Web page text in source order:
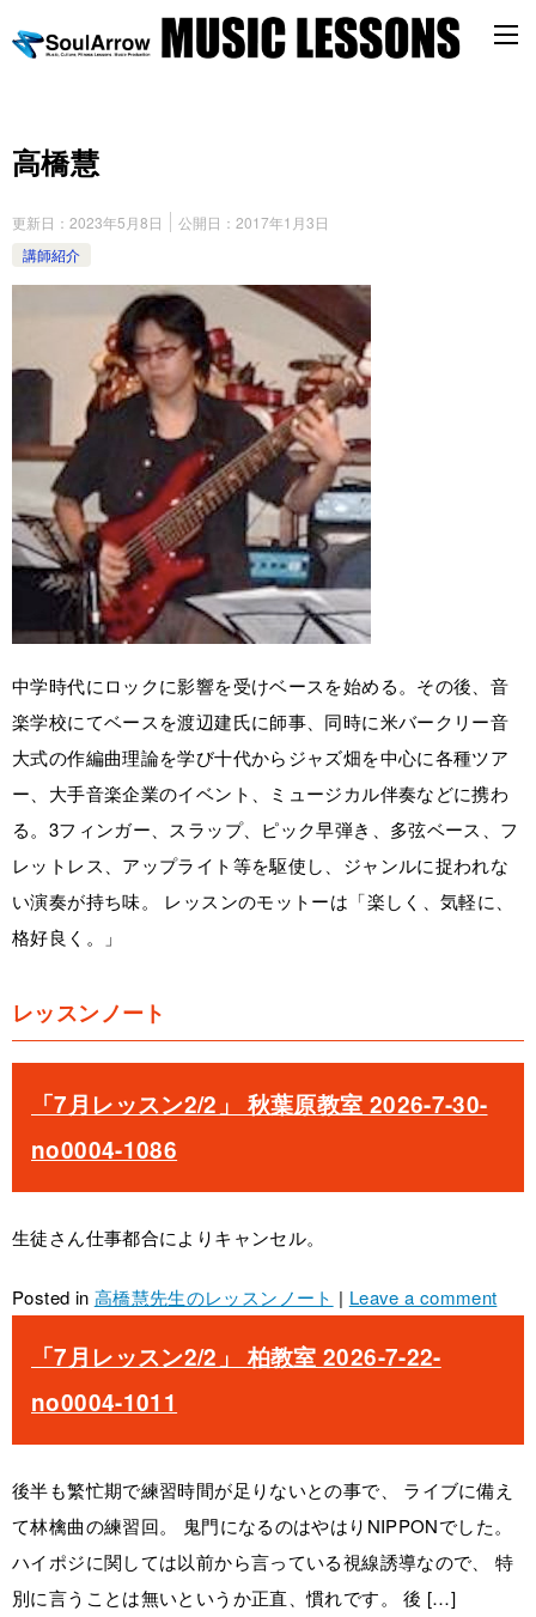
高橋慧
更新日： 2023年5月8日 公開日： 2017年1月3日
講師紹介
中学時代にロックに影響を受けベースを始める。その後、音
楽学校にてベースを渡辺建氏に師事、同時に米バークリー音
大式の作編曲理論を学び十代からジャズ畑を中心に各種ツア
ー、大手音楽企業のイベント、ミュージカル伴奏などに携わ
る。3フィンガー、スラップ、ピック早弾き、多弦ベース、フ
レットレス、アップライト等を駆使し、ジャンルに捉われな
い演奏が持ち味。 レッスンのモットーは「楽しく、気軽に、
格好良く。」
レッスンノート
「7月レッスン2/2」 秋葉原教室 2026-7-30-
no0004-1086
生徒さん仕事都合によりキャンセル。
Posted in 高橋慧先生のレッスンノート | Leave a comment
「7月レッスン2/2」 柏教室 2026-7-22-
no0004-1011
後半も繁忙期で練習時間が足りないとの事で、 ライブに備え
て林檎曲の練習回。 鬼門になるのはやはりNIPPONでした。
ハイポジに関しては以前から言っている視線誘導なので、 特
別に言うことは無いというか正直、慣れです。 後 […]